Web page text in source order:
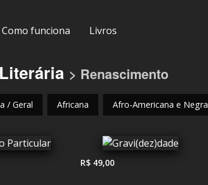
Como funciona Livros
> Renascimento
/ Geral Africana Afro-Americana e Negra
R$ 49,00